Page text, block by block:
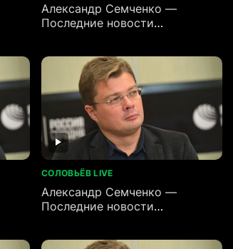
Александр Семченко —
Последние новости
СОЛОВЬЁВ LIVE
Александр Семченко —
Последние новости